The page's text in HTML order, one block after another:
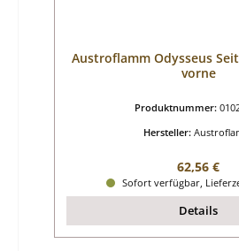
Austroflamm Odysseus
vorne
Produktnummer:
Hersteller:
Regulärer
62,56 €
Sofort verfügbar,
Details